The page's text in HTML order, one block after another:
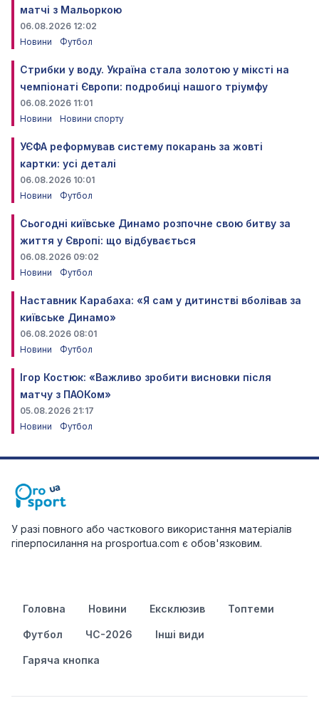
матчі з Мальоркою
06.08.2026 12:02
Новини
Футбол
Стрибки у воду. Україна стала золотою у міксті на
чемпіонаті Європи: подробиці нашого тріумфу
06.08.2026 11:01
Новини
Новини спорту
УЄФА реформував систему покарань за жовті
картки: усі деталі
06.08.2026 10:01
Новини
Футбол
Сьогодні київське Динамо розпочне свою битву за
життя у Європі: що відбувається
06.08.2026 09:02
Новини
Футбол
Наставник Карабаха: «Я сам у дитинстві вболівав за
київське Динамо»
06.08.2026 08:01
Новини
Футбол
Ігор Костюк: «Важливо зробити висновки після
матчу з ПАОКом»
05.08.2026 21:17
Новини
Футбол
У разі повного або часткового використання матеріалів
гіперпосилання на prosportua.com є обов'язковим.
Головна Новини Ексклюзив Топтеми
Футбол ЧС-2026 Інші види
Гаряча кнопка